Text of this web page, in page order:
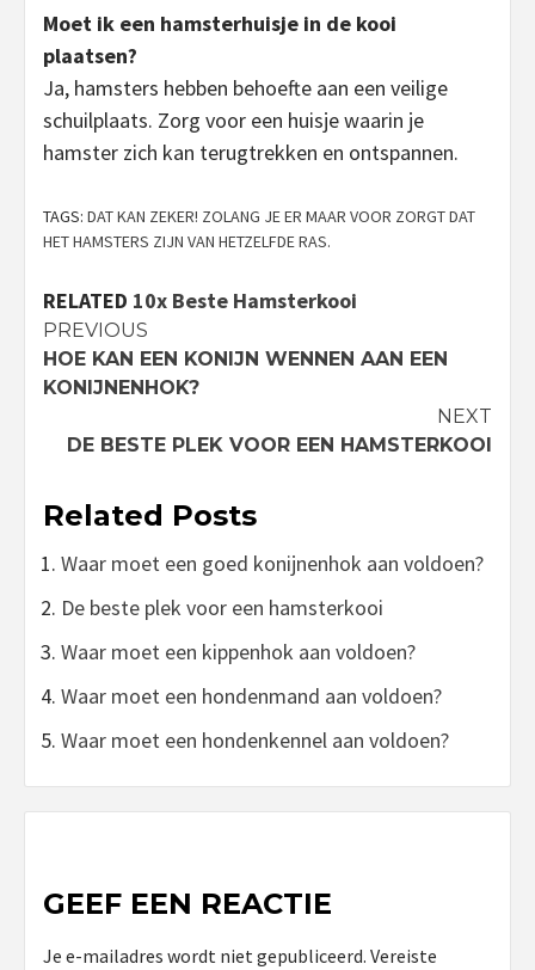
Moet ik een hamsterhuisje in de kooi
plaatsen?
Ja, hamsters hebben behoefte aan een veilige
schuilplaats. Zorg voor een huisje waarin je
hamster zich kan terugtrekken en ontspannen.
TAGS: DAT KAN ZEKER! ZOLANG JE ER MAAR VOOR ZORGT DAT
HET HAMSTERS ZIJN VAN HETZELFDE RAS.
RELATED 10x Beste Hamsterkooi
Continue
Reading
PREVIOUS
HOE KAN EEN KONIJN WENNEN AAN EEN
KONIJNENHOK?
NEXT
DE BESTE PLEK VOOR EEN HAMSTERKOOI
Related Posts
Waar moet een goed konijnenhok aan voldoen?
De beste plek voor een hamsterkooi
Waar moet een kippenhok aan voldoen?
Waar moet een hondenmand aan voldoen?
Waar moet een hondenkennel aan voldoen?
GEEF EEN REACTIE
Je e-mailadres wordt niet gepubliceerd. Vereiste